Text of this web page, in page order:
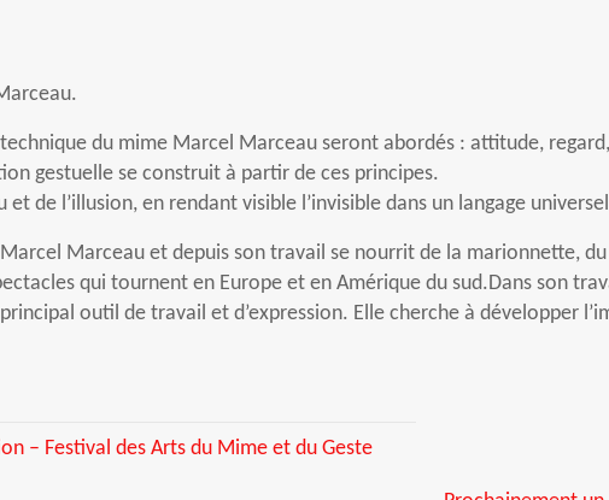
du mime Marcel Marceau seront abordés : attitude,
gestuelle se construit à partir de ces principes.
de l’illusion, en rendant visible l’invisible dans un langage
Marceau et depuis son travail se nourrit de la marionnette,
qui tournent en Europe et en Amérique du sud.Dans son
outil de travail et d’expression. Elle cherche à développer
– Festival des Arts du Mime et du Geste